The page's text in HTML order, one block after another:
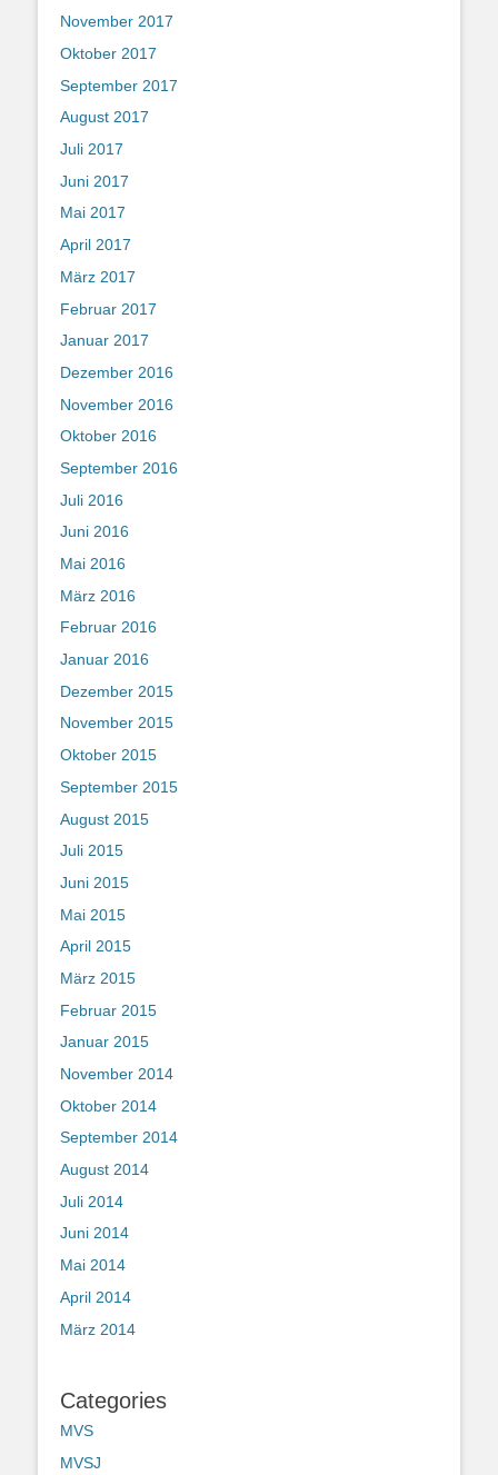
November 2017
Oktober 2017
September 2017
August 2017
Juli 2017
Juni 2017
Mai 2017
April 2017
März 2017
Februar 2017
Januar 2017
Dezember 2016
November 2016
Oktober 2016
September 2016
Juli 2016
Juni 2016
Mai 2016
März 2016
Februar 2016
Januar 2016
Dezember 2015
November 2015
Oktober 2015
September 2015
August 2015
Juli 2015
Juni 2015
Mai 2015
April 2015
März 2015
Februar 2015
Januar 2015
November 2014
Oktober 2014
September 2014
August 2014
Juli 2014
Juni 2014
Mai 2014
April 2014
März 2014
Categories
MVS
MVSJ